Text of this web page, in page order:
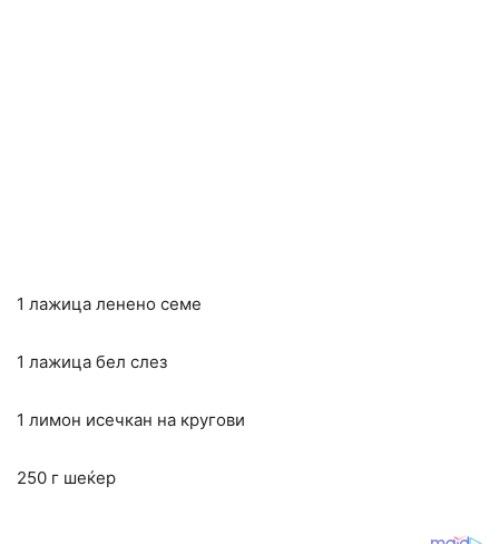
1 лажица ленено семе
1 лажица бел слез
1 лимон исечкан на кругови
250 г шеќер